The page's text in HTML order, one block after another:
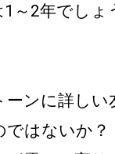
～2年でしょ
ーンに詳しい
ではないか？